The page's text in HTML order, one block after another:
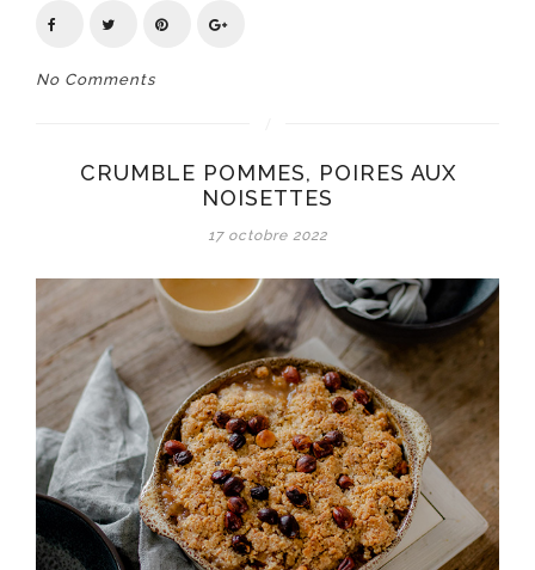
No Comments
CRUMBLE POMMES, POIRES AUX
NOISETTES
17 octobre 2022